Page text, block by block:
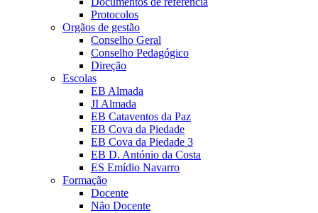
Protocolos
Orgãos de gestão
Conselho Geral
Conselho Pedagógico
Direção
Escolas
EB Almada
JI Almada
EB Cataventos da Paz
EB Cova da Piedade
EB Cova da Piedade 3
EB D. António da Costa
ES Emídio Navarro
Formação
Docente
Não Docente